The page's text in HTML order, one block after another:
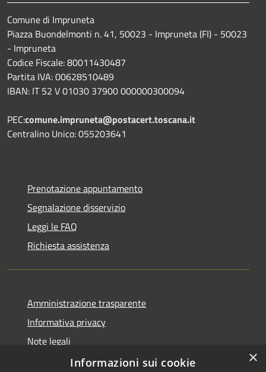
Comune di Impruneta
Piazza Buondelmonti n. 41, 50023 - Impruneta (FI) - 50023
- Impruneta
Codice Fiscale: 80011430487
Partita IVA: 00628510489
IBAN: IT 52 V 01030 37900 000000300094
PEC:comune.impruneta@postacert.toscana.it
Centralino Unico: 055203641
Prenotazione appuntamento
Segnalazione disservizio
Leggi le FAQ
Richiesta assistenza
Amministrazione trasparente
Informativa privacy
Note legali
Dichiarazione di accessibilità
×
Informazioni sui cookie